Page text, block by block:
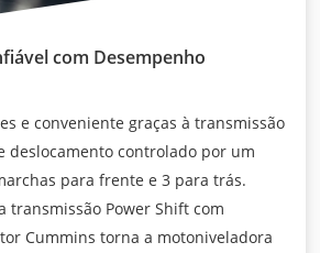
com Desempenho
e conveniente graças à transmissão
deslocamento controlado por um
para frente e 3 para trás.
transmissão Power Shift com
Cummins torna a motoniveladora